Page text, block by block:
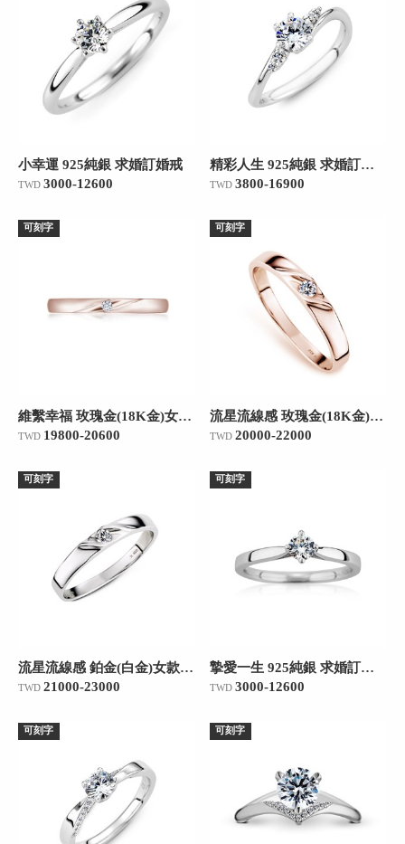
小幸運 925純銀 求婚訂婚戒
TWD 3000-12600
精彩人生 925純銀 求婚訂婚戒
TWD 3800-16900
可刻字
維繫幸福 玫瑰金(18K金)女款結婚對戒
TWD 19800-20600
可刻字
流星流線感 玫瑰金(18K金)女款結婚對戒
TWD 20000-22000
可刻字
流星流線感 鉑金(白金)女款結婚對戒
TWD 21000-23000
可刻字
摯愛一生 925純銀 求婚訂婚戒
TWD 3000-12600
可刻字 可刻字